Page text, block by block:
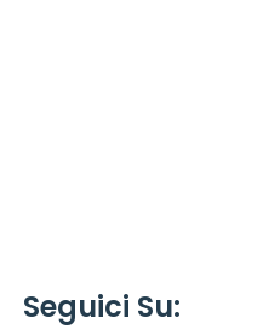
Seguici Su: